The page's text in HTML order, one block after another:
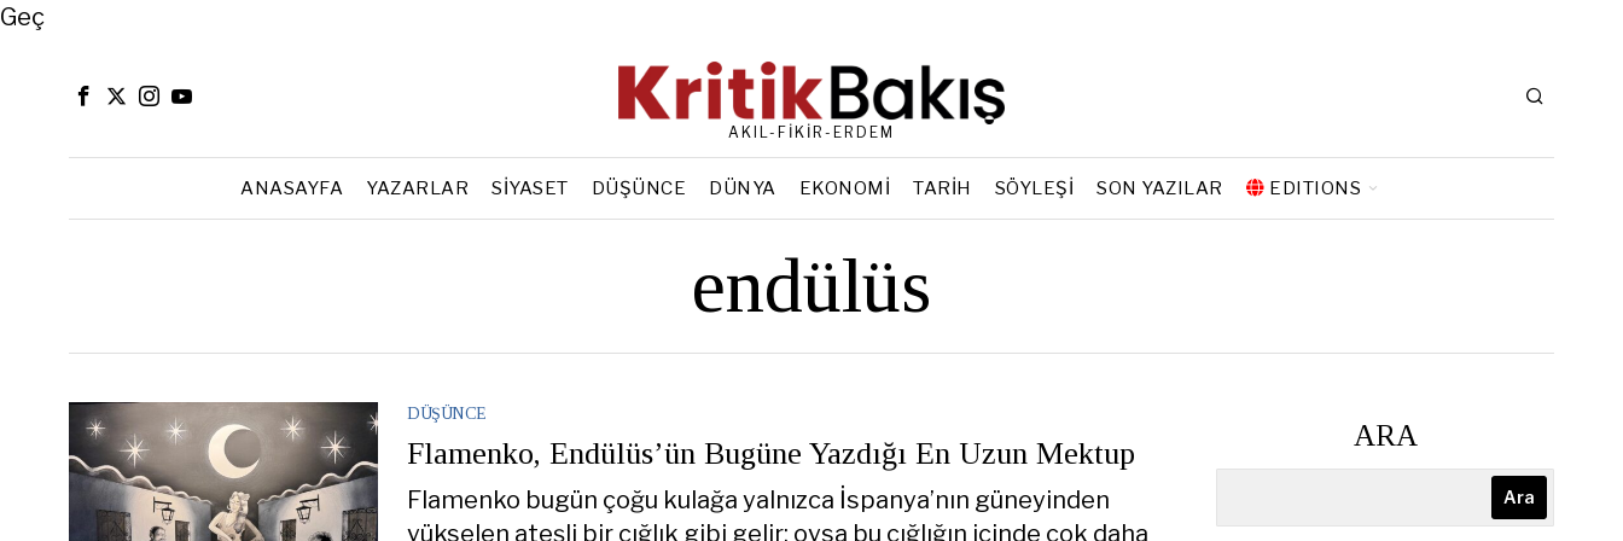
Close
Geç
AKIL-FİKİR-ERDEM
ANASAYFA YAZARLAR SIYASET DÜŞÜNCE DÜNYA EKONOMI TARIH SÖYLEŞI SON YAZILAR EDITIONS
endülüs
DÜŞÜNCE
Flamenko, Endülüs’ün Bugüne Yazdığı En Uzun Mektup
Flamenko bugün çoğu kulağa yalnızca İspanya’nın güneyinden
yükselen ateşli bir çığlık gibi gelir; oysa bu çığlığın içinde çok daha
ARA
Ara